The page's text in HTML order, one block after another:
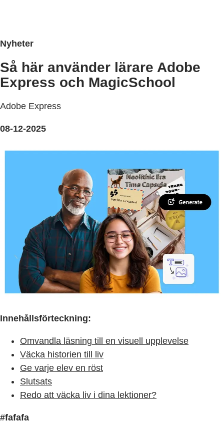
Nyheter
Så här använder lärare Adobe
Express och MagicSchool
Adobe Express
08-12-2025
Innehållsförteckning:
Omvandla läsning till en visuell upplevelse
Väcka historien till liv
Ge varje elev en röst
Slutsats
Redo att väcka liv i dina lektioner?
#fafafa